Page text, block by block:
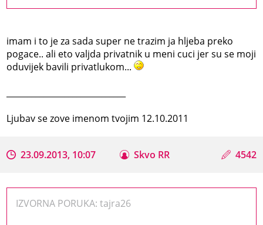
imam i to je za sada super ne trazim ja hljeba preko
pogace.. ali eto valjda privatnik u meni cuci jer su se moji
oduvijek bavili privatlukom...
Ljubav se zove imenom tvojim 12.10.2011
23.09.2013, 10:07 Skvo RR 4542
IZVORNA PORUKA: tajra26